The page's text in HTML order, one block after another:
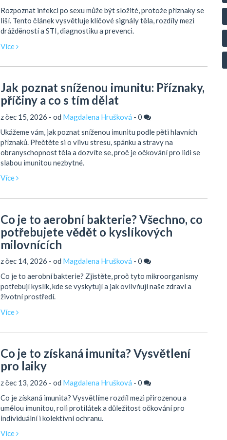
Rozpoznat infekci po sexu může být složité, protože příznaky se
liší. Tento článek vysvětluje klíčové signály těla, rozdíly mezi
drážděností a STI, diagnostiku a prevenci.
Více
Jak poznat sníženou imunitu: Příznaky,
příčiny a co s tím dělat
z čec 15, 2026 - od Magdalena Hrušková - 0
Ukážeme vám, jak poznat sníženou imunitu podle pěti hlavních
příznaků. Přečtěte si o vlivu stresu, spánku a stravy na
obranyschopnost těla a dozvíte se, proč je očkování pro lidi se
slabou imunitou nezbytné.
Více
Co je to aerobní bakterie? Všechno, co
potřebujete vědět o kyslíkových
milovnících
z čec 14, 2026 - od Magdalena Hrušková - 0
Co je to aerobní bakterie? Zjistěte, proč tyto mikroorganismy
potřebují kyslík, kde se vyskytují a jak ovlivňují naše zdraví a
životní prostředí.
Více
Co je to získaná imunita? Vysvětlení
pro laiky
z čec 13, 2026 - od Magdalena Hrušková - 0
Co je získaná imunita? Vysvětlíme rozdíl mezi přirozenou a
umělou imunitou, roli protilátek a důležitost očkování pro
individuální i kolektivní ochranu.
Více